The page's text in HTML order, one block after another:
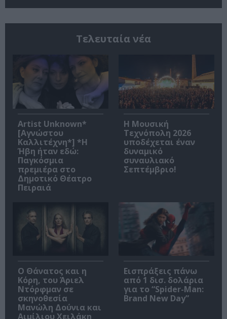
Τελευταία νέα
Artist Unknown*
[Αγνώστου
Καλλιτέχνη*] *Η
Ήβη ήταν εδώ:
Παγκόσμια
πρεμιέρα στο
Δημοτικό Θέατρο
Πειραιά
Η Μουσική
Τεχνόπολη 2026
υποδέχεται έναν
δυναμικό
συναυλιακό
Σεπτέμβριο!
Ο Θάνατος και η
Κόρη, του Άριελ
Ντόρφμαν σε
σκηνοθεσία
Μανώλη Δούνια και
Αιμίλιου Χειλάκη
Εισπράξεις πάνω
από 1 δισ. δολάρια
για το “Spider-Man:
Brand New Day”